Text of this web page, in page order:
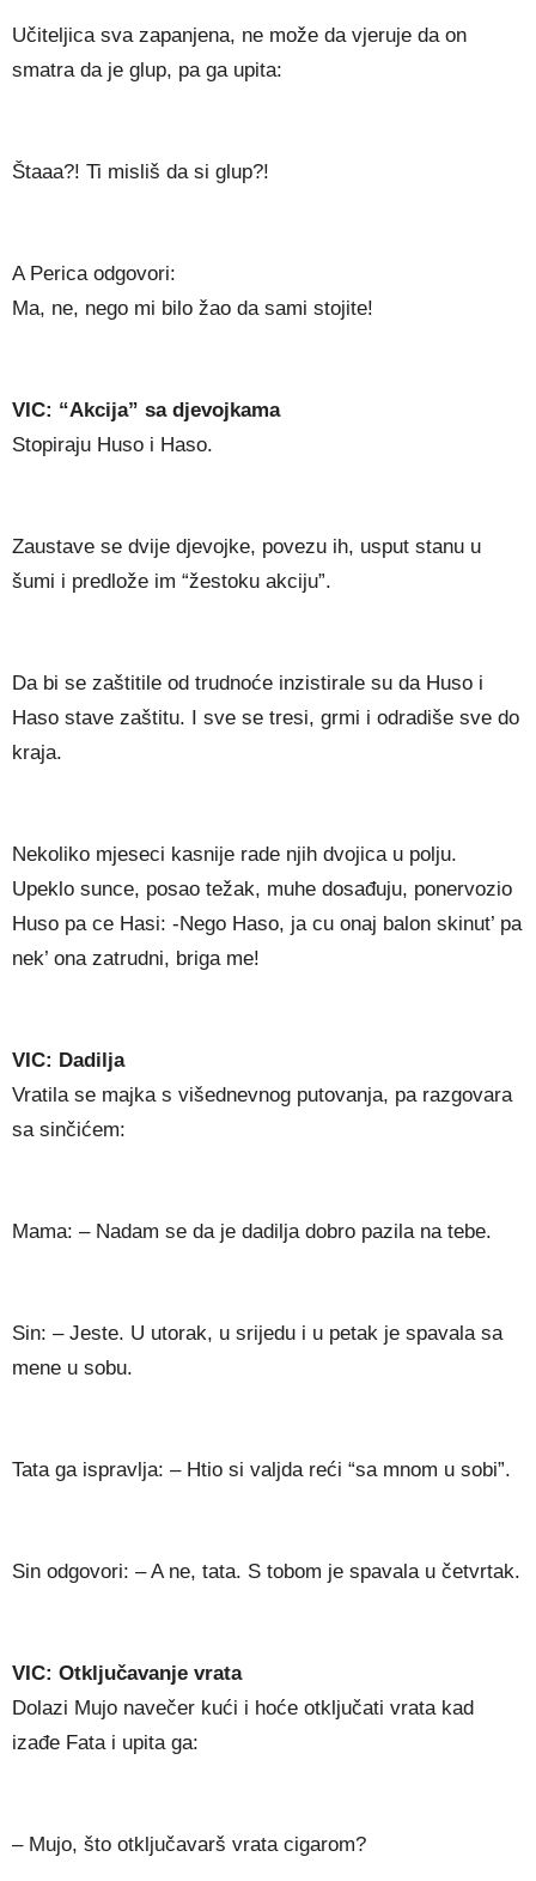
Učiteljica sva zapanjena, ne može da vjeruje da on
smatra da je glup, pa ga upita:
Štaaa?! Ti misliš da si glup?!
A Perica odgovori:
Ma, ne, nego mi bilo žao da sami stojite!
VIC: “Akcija” sa djevojkama
Stopiraju Huso i Haso.
Zaustave se dvije djevojke, povezu ih, usput stanu u
šumi i predlože im “žestoku akciju”.
Da bi se zaštitile od trudnoće inzistirale su da Huso i
Haso stave zaštitu. I sve se tresi, grmi i odradiše sve do
kraja.
Nekoliko mjeseci kasnije rade njih dvojica u polju.
Upeklo sunce, posao težak, muhe dosađuju, ponervozio
Huso pa ce Hasi: -Nego Haso, ja cu onaj balon skinut’ pa
nek’ ona zatrudni, briga me!
VIC: Dadilja
Vratila se majka s višednevnog putovanja, pa razgovara
sa sinčićem:
Mama: – Nadam se da je dadilja dobro pazila na tebe.
Sin: – Jeste. U utorak, u srijedu i u petak je spavala sa
mene u sobu.
Tata ga ispravlja: – Htio si valjda reći “sa mnom u sobi”.
Sin odgovori: – A ne, tata. S tobom je spavala u četvrtak.
VIC: Otključavanje vrata
Dolazi Mujo navečer kući i hoće otključati vrata kad
izađe Fata i upita ga:
– Mujo, što otključavarš vrata cigarom?